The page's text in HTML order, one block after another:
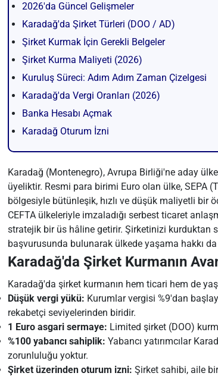
2026'da Güncel Gelişmeler
Karadağ'da Şirket Türleri (DOO / AD)
Şirket Kurmak İçin Gerekli Belgeler
Şirket Kurma Maliyeti (2026)
Kuruluş Süreci: Adım Adım Zaman Çizelgesi
Karadağ'da Vergi Oranları (2026)
Banka Hesabı Açmak
Karadağ Oturum İzni
Karadağ (Montenegro), Avrupa Birliği'ne aday
üyeliktir. Resmi para birimi Euro olan ülke, SEPA
bölgesiyle bütünleşik, hızlı ve düşük maliyetli bir
CEFTA ülkeleriyle imzaladığı serbest ticaret
stratejik bir üs hâline getirir. Şirketinizi kurduktan
başvurusunda bulunarak ülkede yaşama hakkı
Karadağ'da Şirket Kurmanın
Karadağ'da şirket kurmanın hem ticari hem de
Düşük vergi yükü: Kurumlar vergisi %9'dan
rekabetçi seviyelerinden biridir.
1 Euro asgari sermaye: Limited şirket (DOO)
%100 yabancı sahiplik: Yabancı yatırımcılar
zorunluluğu yoktur.
Şirket üzerinden oturum izni: Şirket sahibi, aile